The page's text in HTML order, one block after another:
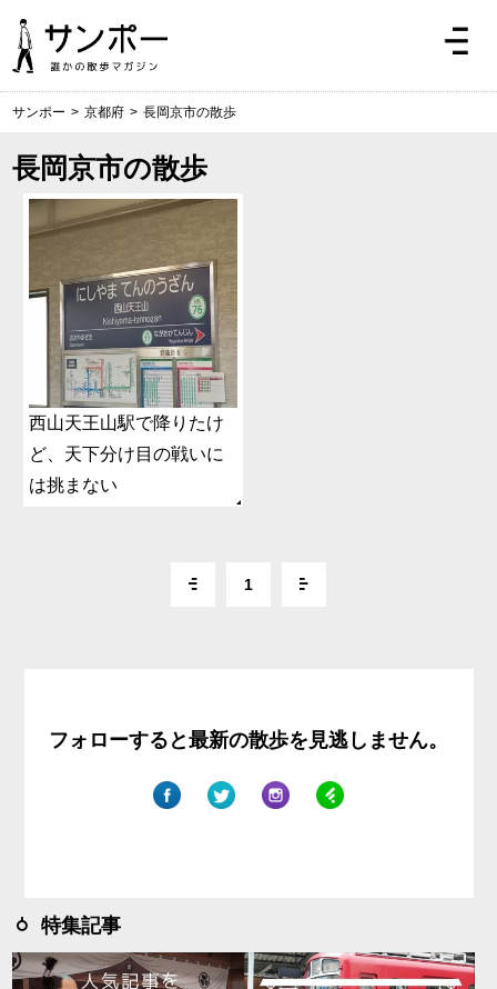
サンポー > 京都府 > 長岡京市の散歩
長岡京市の散歩
西山天王山駅で降りたけ
ど、天下分け目の戦いに
は挑まない
1
フォローすると最新の散歩を見逃しません。
特集記事